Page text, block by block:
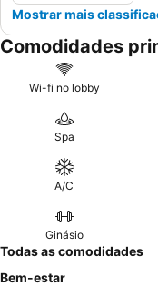
Mostrar mais
Comodidades
Wi-fi no lobby
Spa
A/C
Ginásio
Todas as comodidades
Bem-estar